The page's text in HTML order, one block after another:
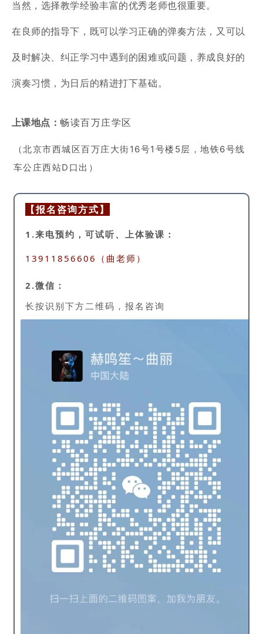
当然，选择教学经验丰富的优秀老师也很重要。
在良师的指导下，既可以学习正确的弹奏方法，又可以
及时解决、纠正学习中遇到的困难或问题，养成良好的
演奏习惯，为日后的精进打下基础。
上课地点：畅读百万庄学区
（北京市西城区百万庄大街16号1号楼5层，地铁6号线
车公庄西站D口出）
【报名咨询方式】
1.来电预约，可试听、上体验课：
13911856606（曲老师）
2.微信：
长按识别下方二维码，报名咨询